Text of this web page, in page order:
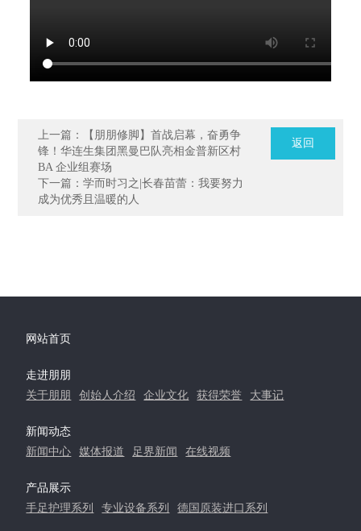
上一篇：【朋朋修脚】首战启幕，奋勇争
锋！华连生集团黑曼巴队亮相金普新区村
BA 企业组赛场
下一篇：学而时习之|长春苗蕾：我要努力
成为优秀且温暖的人
返回
网站首页
走进朋朋
关于朋朋
创始人介绍 企业文化 获得荣誉 大事记
新闻动态
新闻中心
媒体报道 足界新闻 在线视频
产品展示
手足护理系列
专业设备系列 德国原装进口系列